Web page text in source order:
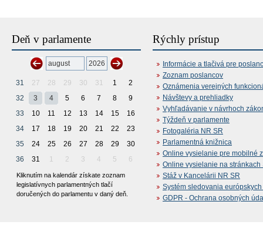
Deň v parlamente
31 27 28 29 30 31 1
2
32
3 4 5 6 7 8
9
33
10 11 12 13 14 15
16
34
17 18 19 20 21 22
23
35
24 25 26 27 28 29
30
36
31 1 2 3 4 5 6
Kliknutím na kalendár získate zoznam
legislatívnych parlamentných tlačí
doručených do parlamentu v daný deň.
Rýchly prístup
Informácie a tlačivá pre
Zoznam poslancov
Oznámenia verejných
Návštevy a prehliadky
Vyhľadávanie v návrhoch
Týždeň v parlamente
Fotogaléria NR SR
Parlamentná knižnica
Online vysielanie pre mobilné
Online vysielanie na stránkach
Stáž v Kancelárii NR SR
Systém sledovania
GDPR - Ochrana osobných